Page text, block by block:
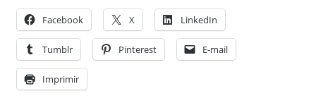
Facebook X LinkedIn
Tumblr Pinterest E-mail
Imprimir